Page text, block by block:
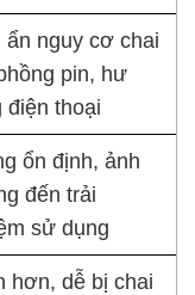
ẩn nguy cơ chai
pin, hư
điện thoại
ổn định, ảnh
đến trải
sử dụng
hơn, dễ bị chai